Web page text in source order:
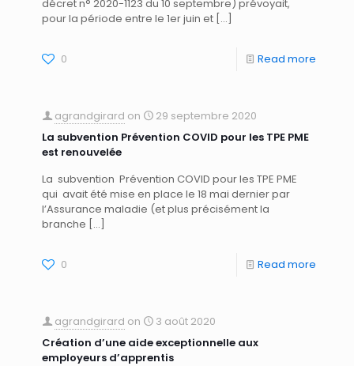
décret n° 2020-1123 du 10 septembre) prévoyait,
pour la période entre le 1er juin et […]
0 Read more
agrandgirard on
29 septembre 2020
La subvention Prévention COVID pour les TPE PME
est renouvelée
La subvention Prévention COVID pour les TPE PME
qui avait été mise en place le 18 mai dernier par
l’Assurance maladie (et plus précisément la
branche […]
0 Read more
agrandgirard on
3 août 2020
Création d’une aide exceptionnelle aux
employeurs d’apprentis